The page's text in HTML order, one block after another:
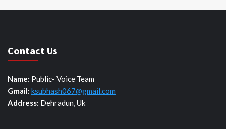
Contact Us
Name: Public- Voice Team
Gmail: ksubhash067@gmail.com
Address: Dehradun, Uk